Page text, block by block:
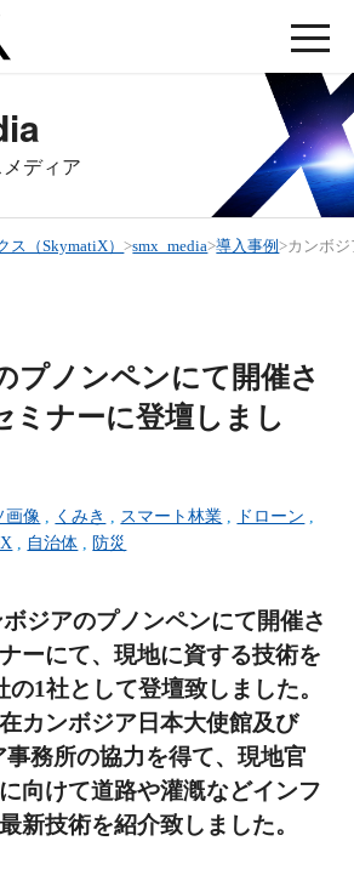
ディア
ス（SkymatiX）>smx_media>導入事例>カンボ
プノンペンにて開催さ
ミナーに登壇しまし
画像 , くみき , スマート林業 , ドローン ,
, 自治体 , 防災
ジアのプノンペンにて開催さ
ーにて、現地に資する技術を
1社として登壇致しました。
カンボジア日本大使館及び
務所の協力を得て、現地官
向けて道路や灌漑などインフ
新技術を紹介致しました。